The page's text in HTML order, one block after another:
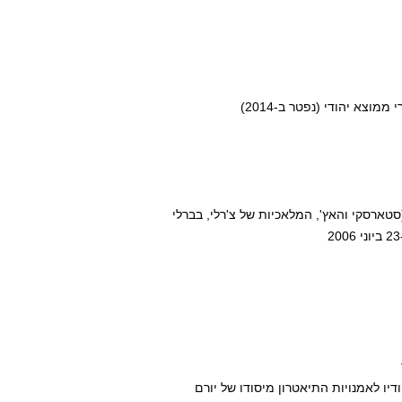
(סטארסקי והאץ', המלאכיות של צ'רלי, בברלי
לאמנויות התיאטרון מיסודו של יורם